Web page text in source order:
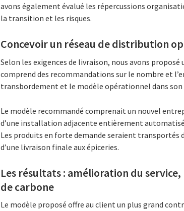
avons également évalué les répercussions
la transition et les risques.
Concevoir un réseau de distribution
Selon les exigences de livraison, nous avons
comprend des recommandations sur le nombre et
transbordement et le modèle opérationnel dans son
Le modèle recommandé comprenait un nouvel
d’une installation adjacente entièrement
Les produits en forte demande seraient
d’une livraison finale aux épiceries.
Les résultats : amélioration du
de carbone
Le modèle proposé offre au client un plus grand